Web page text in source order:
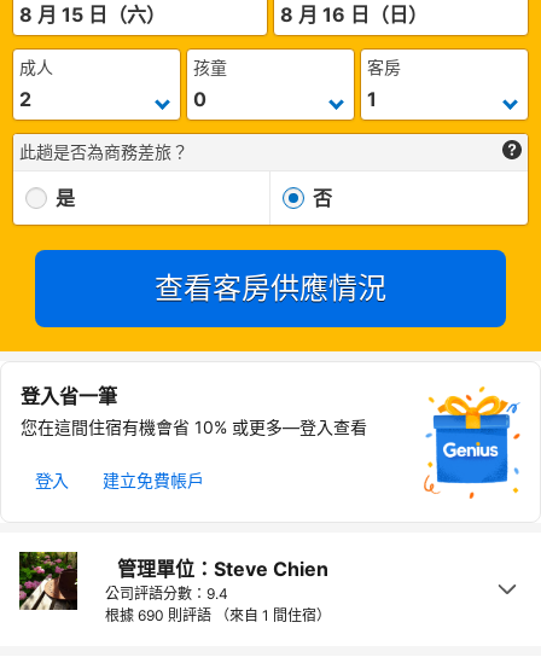
8 月 15 日（六） 8 月 16 日（日）
成人 孩童 客房
此趟是否為商務差旅？
是 否
查看客房供應情況
登入省一筆
您在這間住宿有機會省 10% 或更多—登入查看
登入 建立免費帳戶
管理單位：Steve Chien
公司評語分數：9.4
根據 690 則評語
（來自 1 間住宿）